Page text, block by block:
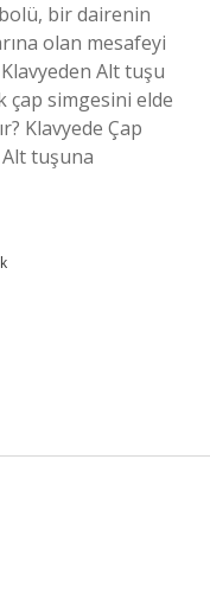
bir dairenin
olan mesafeyi
Klavyeden Alt tuşu
çap simgesini elde
Klavyede Çap
tuşuna